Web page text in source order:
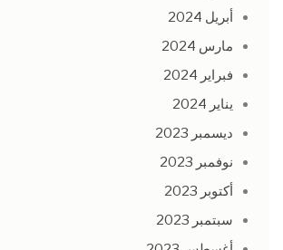
أبريل 2024
مارس 2024
فبراير 2024
يناير 2024
ديسمبر 2023
نوفمبر 2023
أكتوبر 2023
سبتمبر 2023